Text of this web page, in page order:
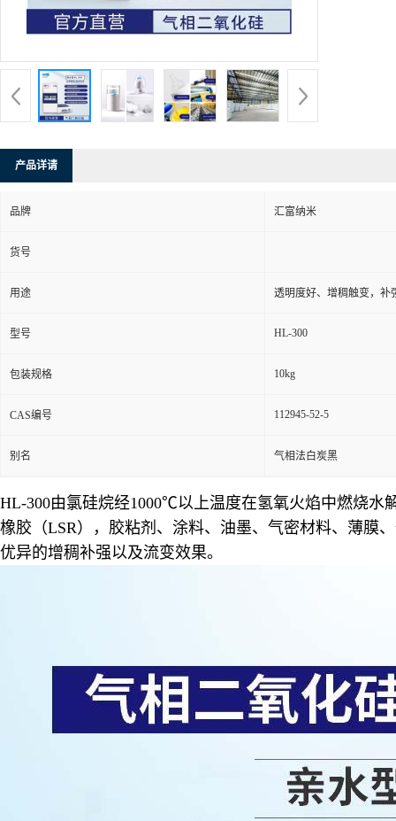
产品详请
品牌 汇富纳米
货号
用途 透明度好、增稠触变，补
型号 HL-300
包装规格 10kg
CAS编号 112945-52-5
别名 气相法白炭黑
HL-300由氯硅烷经1000℃以上温度在氢氧火焰中燃烧水
橡胶（LSR），胶粘剂、涂料、油墨、气密材料、薄膜
优异的增稠补强以及流变效果。